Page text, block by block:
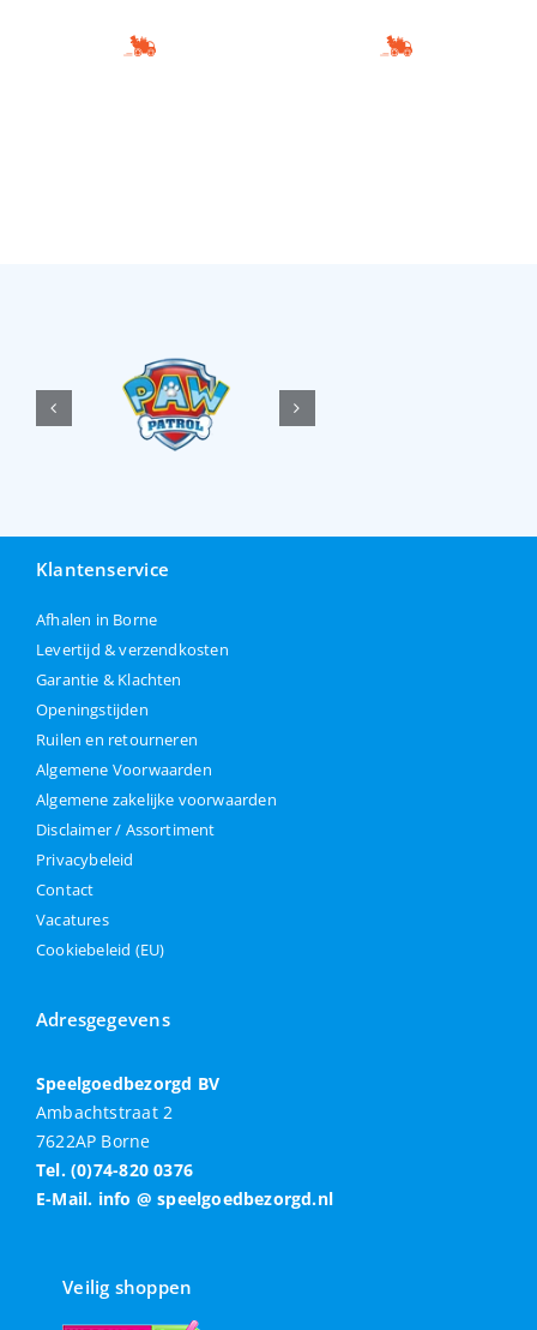
Klantenservice
Afhalen in Borne
Levertijd & verzendkosten
Garantie & Klachten
Openingstijden
Ruilen en retourneren
Algemene Voorwaarden
Algemene zakelijke voorwaarden
Disclaimer / Assortiment
Privacybeleid
Contact
Vacatures
Cookiebeleid (EU)
Adresgegevens
Speelgoedbezorgd BV
Ambachtstraat 2
7622AP Borne
Tel. (0)74-820 0376
E-Mail. info @ speelgoedbezorgd.nl
Veilig shoppen